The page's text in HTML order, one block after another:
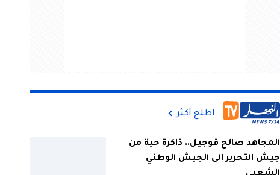
اطلع أكثر
المجاهد صالح قوجيل.. ذاكرة حية من
جيش التحرير إلى الجيش الوطني